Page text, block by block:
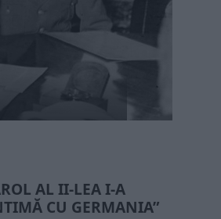
AL II-LEA I-A
CU GERMANIA”